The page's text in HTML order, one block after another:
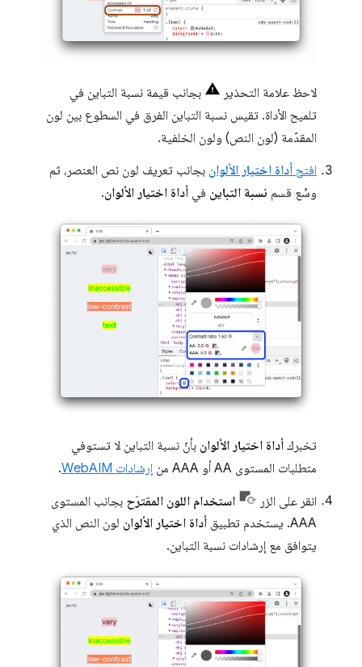
لاحظ علامة التحذير
بجانب قيمة نسبة التباين في
تلميح الأداة. تقيس نسبة التباين الفرق في السطوع بين لون
المقدّمة (لون النص) ولون الخلفية.
افتح أداة اختيار الألوان بجانب تعريف لون نص العنصر، ثم
وسِّع قسم نسبة التباين في أداة اختيار الألوان.
تخبرك أداة اختيار الألوان بأنّ نسبة التباين لا تستوفي
متطلبات المستوى AA أو AAA من
إرشادات WebAIM .
انقر على الزر استخدام اللون المقترَح بجانب المستوى
AAA. يستخدم تطبيق
أداة اختيار الألوان لون النص الذي
يتوافق مع إرشادات نسبة التباين.